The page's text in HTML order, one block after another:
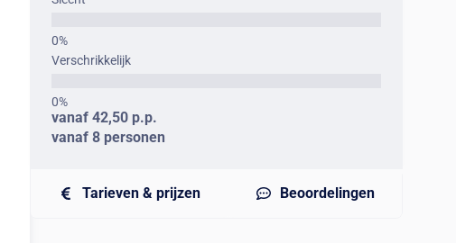
Verschrikkelijk
vanaf 42,50 p.p.
vanaf 8 personen
Tarieven & prijzen Beoordelingen